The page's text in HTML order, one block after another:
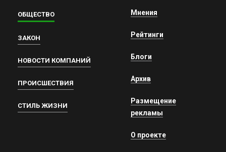
ОБЩЕСТВО
ЗАКОН
НОВОСТИ КОМПАНИЙ
ПРОИСШЕСТВИЯ
СТИЛЬ ЖИЗНИ
Мнения
Рейтинги
Блоги
Архив
Размещение
рекламы
О проекте